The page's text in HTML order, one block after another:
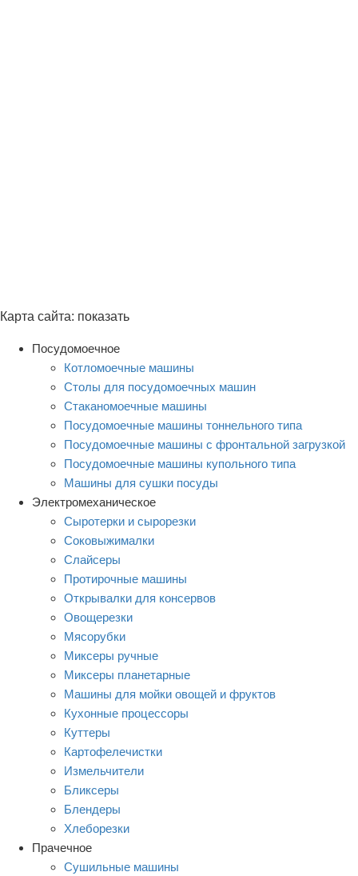
Карта сайта: показать
Посудомоечное
Котломоечные машины
Столы для посудомоечных машин
Стаканомоечные машины
Посудомоечные машины тоннельного типа
Посудомоечные машины с фронтальной загрузкой
Посудомоечные машины купольного типа
Машины для сушки посуды
Электромеханическое
Сыротерки и сырорезки
Соковыжималки
Слайсеры
Протирочные машины
Открывалки для консервов
Овощерезки
Мясорубки
Миксеры ручные
Миксеры планетарные
Машины для мойки овощей и фруктов
Кухонные процессоры
Куттеры
Картофелечистки
Измельчители
Бликсеры
Блендеры
Хлеборезки
Прачечное
Сушильные машины